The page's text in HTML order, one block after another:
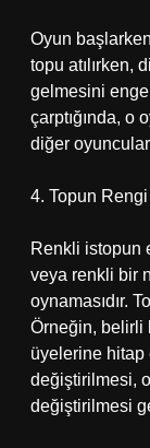
Oyun
topu atılırken,
gelmesini
çarptığında, o
diğer
4. Topun
Renkli istopun
veya renkli bir
oynamasıdır.
Örneğin, belirli
üyelerine hitap
değiştirilmesi,
değiştirilmesi